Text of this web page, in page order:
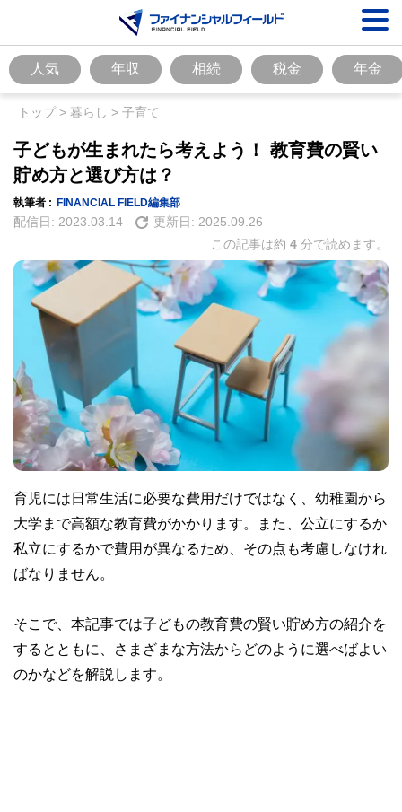
人気 年収 相続 税金 年金
トップ> 暮らし > 子育て
子どもが生まれたら考えよう！ 教育費の賢い
貯め方と選び方は？
執筆者 : FINANCIAL FIELD編集部
配信日: 2023.03.14 更新日: 2025.09.26
この記事は約 4 分で読めます。
育児には日常生活に必要な費用だけではなく、幼稚園から
大学まで高額な教育費がかかります。また、公立にするか
私立にするかで費用が異なるため、その点も考慮しなけれ
ばなりません。
そこで、本記事では子どもの教育費の賢い貯め方の紹介を
するとともに、さまざまな方法からどのように選べばよい
のかなどを解説します。